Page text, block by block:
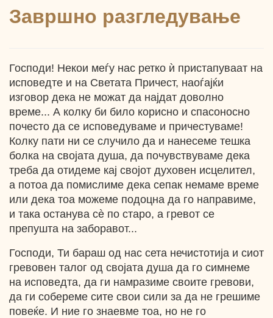
Завршно разгледување
Господи! Некои меѓу нас ретко ѝ пристапуваат на
исповедте и на Светата Причест, наоѓајќи
изговор дека не можат да најдат доволно
време... А колку би било корисно и спасоносно
почесто да се исповедуваме и причестуваме!
Колку пати ни се случило да и нанесеме тешка
болка на својата душа, да почувствуваме дека
треба да отидеме кај својот духовен исцелител,
а потоа да помислиме дека сепак немаме време
или дека тоа можеме подоцна да го направиме,
и така останува сè по старо, а гревот се
препушта на заборавот...
Господи, Ти бараш од нас сета нечистотија и сиот
гревовен талог од својата душа да го симнеме
на исповедта, да ги намразиме своите гревови,
да ги собереме сите свои сили за да не грешиме
повеќе. И ние го знаевме тоа, но не го